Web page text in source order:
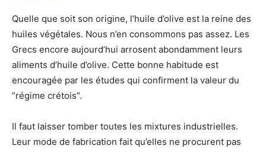
Quelle que soit son origine, l’huile d’olive est la reine des
huiles végétales. Nous n’en consommons pas assez. Les
Grecs encore aujourd’hui arrosent abondamment leurs
aliments d’huile d’olive. Cette bonne habitude est
encouragée par les études qui confirment la valeur du
”régime crétois”.
Il faut laisser tomber toutes les mixtures industrielles.
Leur mode de fabrication fait qu’elles ne procurent pas